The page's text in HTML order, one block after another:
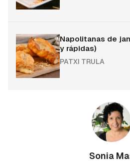
Napolitanas de
y rápidas)
PATXI TRULA
Sonia